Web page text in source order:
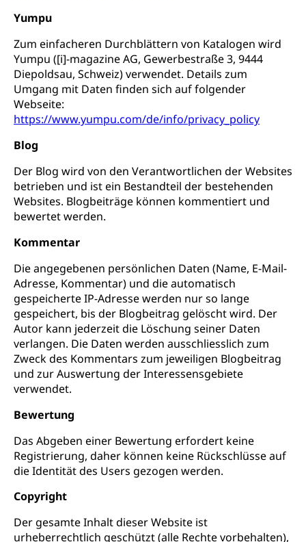
Yumpu
Zum einfacheren Durchblättern von Katalogen wird
Yumpu ([i]-magazine AG, Gewerbestraße 3, 9444
Diepoldsau, Schweiz) verwendet. Details zum
Umgang mit Daten finden sich auf folgender
Webseite:
https://www.yumpu.com/de/info/privacy_policy
Blog
Der Blog wird von den Verantwortlichen der Websites
betrieben und ist ein Bestandteil der bestehenden
Websites. Blogbeiträge können kommentiert und
bewertet werden.
Kommentar
Die angegebenen persönlichen Daten (Name, E-Mail-
Adresse, Kommentar) und die automatisch
gespeicherte IP-Adresse werden nur so lange
gespeichert, bis der Blogbeitrag gelöscht wird. Der
Autor kann jederzeit die Löschung seiner Daten
verlangen. Die Daten werden ausschliesslich zum
Zweck des Kommentars zum jeweiligen Blogbeitrag
und zur Auswertung der Interessensgebiete
verwendet.
Bewertung
Das Abgeben einer Bewertung erfordert keine
Registrierung, daher können keine Rückschlüsse auf
die Identität des Users gezogen werden.
Copyright
Der gesamte Inhalt dieser Website ist
urheberrechtlich geschützt (alle Rechte vorbehalten),